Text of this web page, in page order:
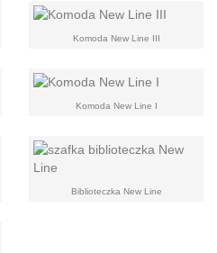
Komoda New Line III
Komoda New Line I
Biblioteczka New Line